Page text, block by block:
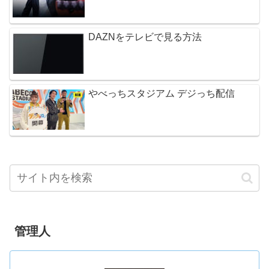
DAZNをテレビで見る方法
やべっちスタジアム デジっち配信
管理人